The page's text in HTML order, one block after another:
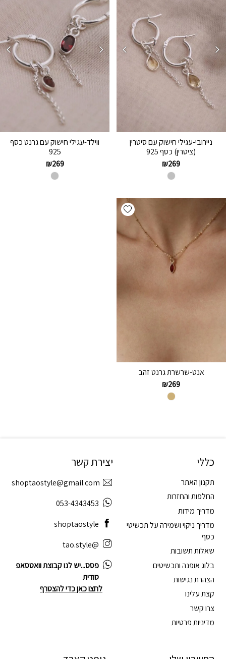
ניירובי-עגילי חישוק עם סיטרין
(ציטרין) כסף 925
₪269
ווילד-עגילי חישוק עם גרנט כסף
925
₪269
Add wishlist
אנט-שרשרת גרנט זהב
₪269
כללי
תקנון האתר
החלפות והחזרות
מדריך מידות
מדריך ניקוי ושמירה על תכשיטי
כסף
שאלות תשובות
בלוג אופנה ותכשיטים
הצהרת נגישות
קצת עלינו
צרו קשר
מדיניות פרטיות
יצירת קשר
shoptaostyle@gmail.com
053-4343453
shoptaostyle
@tao.style
פסס...יש לנו קבוצת וואטסאפ
סודית
לחצו כאן כדי להצטרף